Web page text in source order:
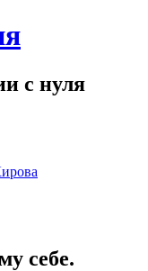
с нуля
себе.